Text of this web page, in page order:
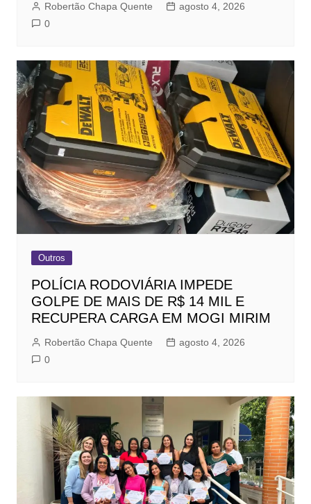
Robertão Chapa Quente
agosto 4, 2026
0
Outros
POLÍCIA RODOVIÁRIA IMPEDE
GOLPE DE MAIS DE R$ 14 MIL E
RECUPERA CARGA EM MOGI MIRIM
Robertão Chapa Quente
agosto 4, 2026
0